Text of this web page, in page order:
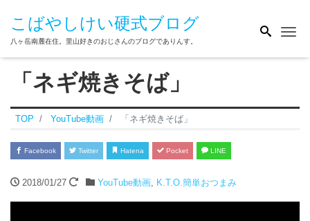
こばやしけい硬式ブログ
八ヶ岳南麓在住。里山好きのおじさんのブログでありんす。
「ネギ焼きそば」
TOP YouTube動画 「ネギ焼きそば」
Facebook Twitter Hatena Pocket LINE
2018/01/27 YouTube動画, K.T.O.簡単おつまみ